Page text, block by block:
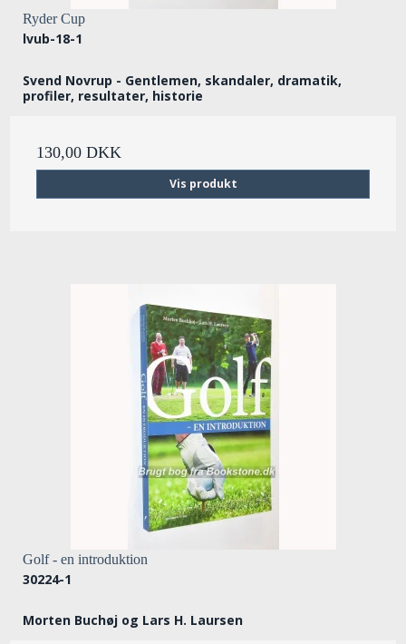
Ryder Cup
lvub-18-1
Svend Novrup - Gentlemen, skandaler, dramatik,
profiler, resultater, historie
130,00 DKK
Vis produkt
Golf - en introduktion
30224-1
Morten Buchøj og Lars H. Laursen